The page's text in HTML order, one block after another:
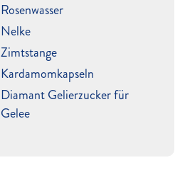
Rosenwasser
Nelke
Zimtstange
Kardamomkapseln
Diamant Gelierzucker für
Gelee